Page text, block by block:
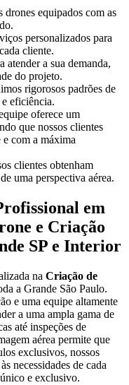
equipados com as
personalizados para
cliente.
atender a sua demanda,
do projeto.
rigorosos padrões de
eficiência.
oferece um
que nossos clientes
e com a máxima
clientes obtenham
uma perspectiva aérea.
em
e Criação
SP e Interior
na Criação de
a Grande São Paulo.
e uma equipe altamente
a uma ampla gama de
até inspeções de
aérea permite que
exclusivos, nossos
necessidades de cada
e exclusivo.